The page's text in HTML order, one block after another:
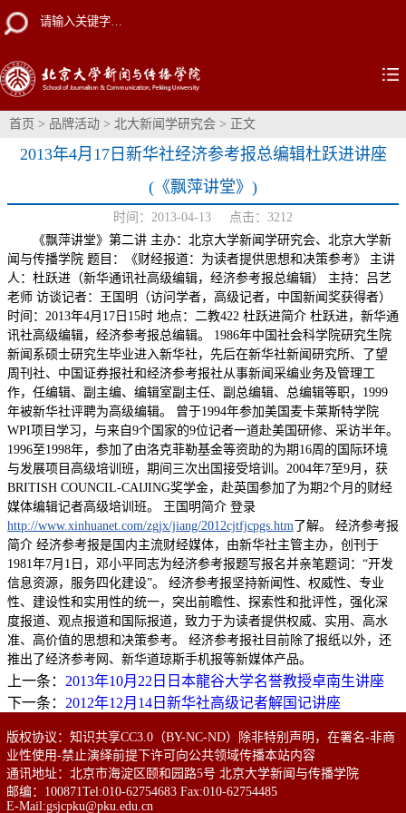
首页 > 品牌活动 > 北大新闻学研究会 > 正文
2013年4月17日新华社经济参考报总编辑杜跃进讲座
(《飘萍讲堂》)
时间：2013-04-13 点击： 3212
《飘萍讲堂》第二讲 主办：北京大学新闻学研究会、北京大学新
闻与传播学院 题目：《财经报道：为读者提供思想和决策参考》 主讲
人：杜跃进（新华通讯社高级编辑，经济参考报总编辑） 主持：吕艺
老师 访谈记者：王国明（访问学者，高级记者，中国新闻奖获得者）
时间：2013年4月17日15时 地点：二教422 杜跃进简介 杜跃进，新华通
讯社高级编辑，经济参考报总编辑。 1986年中国社会科学院研究生院
新闻系硕士研究生毕业进入新华社，先后在新华社新闻研究所、了望
周刊社、中国证券报社和经济参考报社从事新闻采编业务及管理工
作，任编辑、副主编、编辑室副主任、副总编辑、总编辑等职，1999
年被新华社评聘为高级编辑。 曾于1994年参加美国麦卡莱斯特学院
WPI项目学习，与来自9个国家的9位记者一道赴美国研修、采访半年。
1996至1998年，参加了由洛克菲勒基金等资助的为期16周的国际环境
与发展项目高级培训班，期间三次出国接受培训。2004年7至9月，获
BRITISH COUNCIL-CAIJING奖学金，赴英国参加了为期2个月的财经
媒体编辑记者高级培训班。 王国明简介 登录
http://www.xinhuanet.com/zgjx/jiang/2012cjtfjcpgs.htm了解。 经济参考报
简介 经济参考报是国内主流财经媒体，由新华社主管主办，创刊于
1981年7月1日，邓小平同志为经济参考报题写报名并亲笔题词：“开发
信息资源，服务四化建设”。 经济参考报坚持新闻性、权威性、专业
性、建设性和实用性的统一，突出前瞻性、探索性和批评性，强化深
度报道、观点报道和国际报道，致力于为读者提供权威、实用、高水
准、高价值的思想和决策参考。 经济参考报社目前除了报纸以外，还
推出了经济参考网、新华道琼斯手机报等新媒体产品。
上一条： 2013年10月22日日本龍谷大学名誉教授卓南生讲座
下一条： 2012年12月14日新华社高级记者解国记讲座
版权协议：知识共享CC3.0（BY-NC-ND）除非特别声明，在署名-非商
业性使用-禁止演绎前提下许可向公共领域传播本站内容
通讯地址：北京市海淀区颐和园路5号 北京大学新闻与传播学院
邮编：100871Tel:010-62754683 Fax:010-62754485
E-Mail:gsjcpku@pku.edu.cn